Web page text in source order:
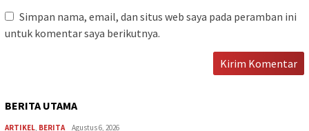
Simpan nama, email, dan situs web saya pada peramban ini
untuk komentar saya berikutnya.
BERITA UTAMA
ARTIKEL, BERITA Agustus 6, 2026